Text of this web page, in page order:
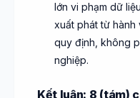
lớn vi phạm dữ
xuất phát từ hành
quy định, không
nghiệp.
Kết luận: 8 (tám)